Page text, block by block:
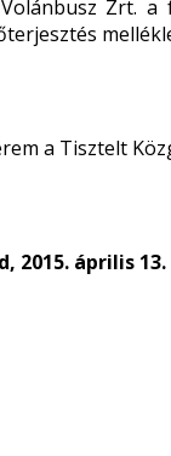
Zrt. a
a Tisztelt
2015. április 13.